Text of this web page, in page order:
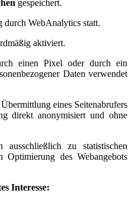
gespeichert.
durch WebAnalytics statt.
aktiviert.
einen Pixel oder durch ein
Daten verwendet
eines Seitenabrufers
direkt anonymisiert und ohne
zu statistischen
Optimierung des Webangebots
Interesse: